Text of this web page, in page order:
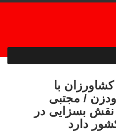
با
/ مجتبی
نقش بسزایی در
دارد